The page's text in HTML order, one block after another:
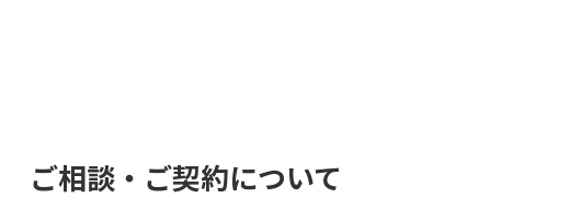
ご相談・ご契約について